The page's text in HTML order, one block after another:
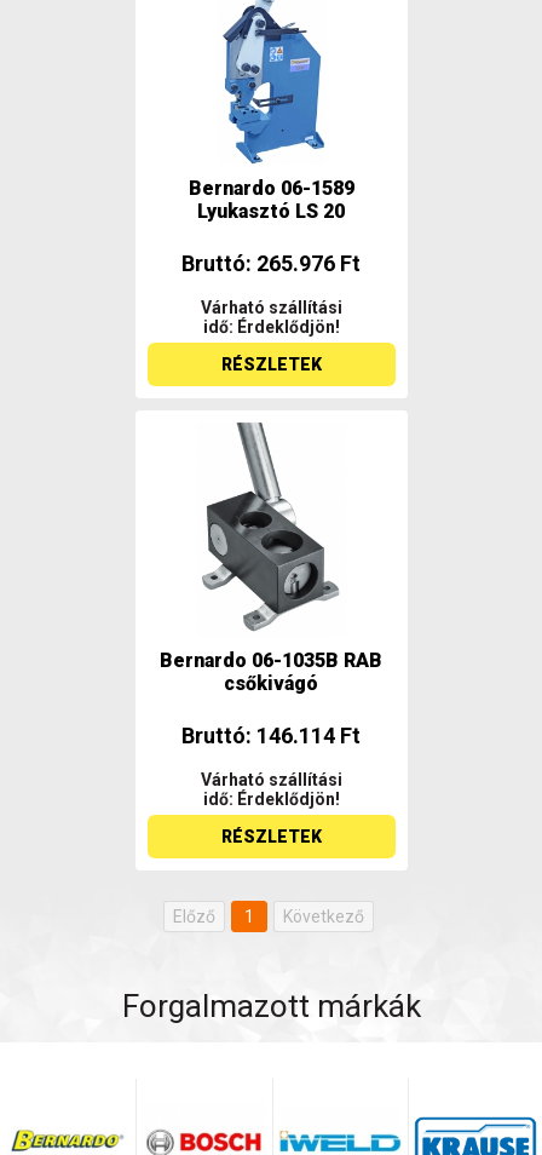
Bernardo 06-1589
Lyukasztó LS 20
Bruttó: 265.976 Ft
Várható szállítási
idő: Érdeklődjön!
RÉSZLETEK
Bernardo 06-1035B RAB
csőkivágó
Bruttó: 146.114 Ft
Várható szállítási
idő: Érdeklődjön!
RÉSZLETEK
Előző 1 Következő
Forgalmazott márkák